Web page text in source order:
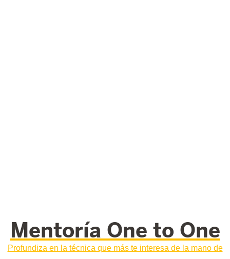
Mentoría One to One
Profundiza en la técnica que más te interesa de la mano de